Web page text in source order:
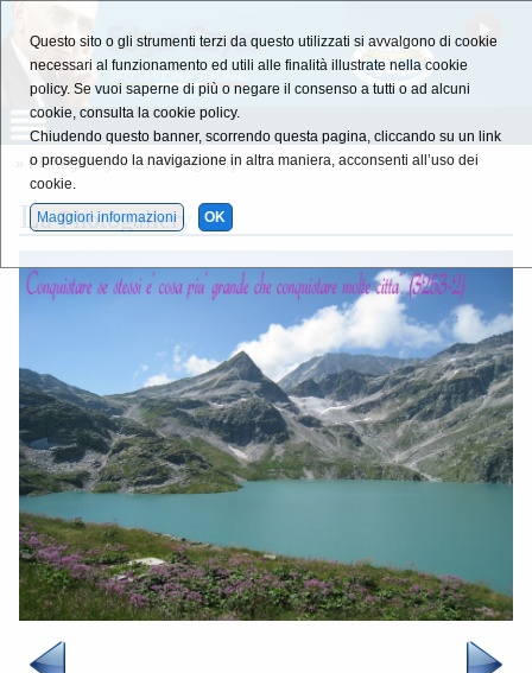
Photogallery » La Photogallery
La Photogallery
Questo sito o gli strumenti terzi da questo utilizzati si avvalgono di cookie
necessari al funzionamento ed utili alle finalità illustrate nella cookie
policy. Se vuoi saperne di più o negare il consenso a tutti o ad alcuni
cookie, consulta la cookie policy.
Chiudendo questo banner, scorrendo questa pagina, cliccando su un link
o proseguendo la navigazione in altra maniera, acconsenti all’uso dei
cookie.
Maggiori informazioni
OK